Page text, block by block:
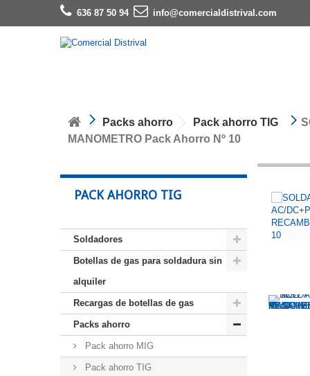
636 87 50 94 info@comercialdistrival.com
Packs ahorro Pack ahorro TIG
MANOMETRO Pack Ahorro Nº 10
PACK AHORRO TIG
Soldadores
Botellas de gas para soldadura sin
alquiler
Recargas de botellas de gas
Packs ahorro
Pack ahorro MIG
Pack ahorro TIG